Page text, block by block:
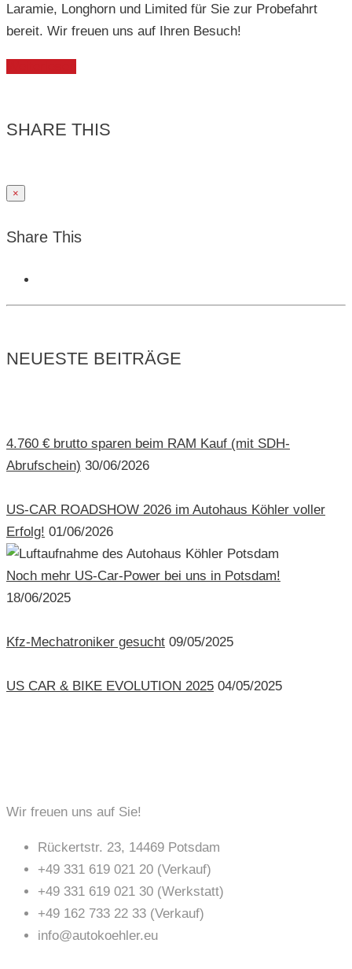
Laramie, Longhorn und Limited für Sie zur Probefahrt
bereit. Wir freuen uns auf Ihren Besuch!
SHARE THIS
×
Share This
NEUESTE BEITRÄGE
4.760 € brutto sparen beim RAM Kauf (mit SDH-
Abrufschein) 30/06/2026
US-CAR ROADSHOW 2026 im Autohaus Köhler voller
Erfolg! 01/06/2026
Noch mehr US-Car-Power bei uns in Potsdam!
18/06/2025
Kfz-Mechatroniker gesucht 09/05/2025
US CAR & BIKE EVOLUTION 2025 04/05/2025
Wir freuen uns auf Sie!
Rückertstr. 23, 14469 Potsdam
+49 331 619 021 20 (Verkauf)
+49 331 619 021 30 (Werkstatt)
+49 162 733 22 33 (Verkauf)
info@autokoehler.eu